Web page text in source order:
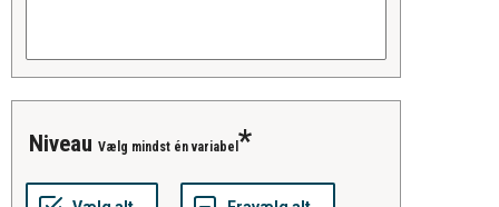
Niveau Vælg mindst én variabel